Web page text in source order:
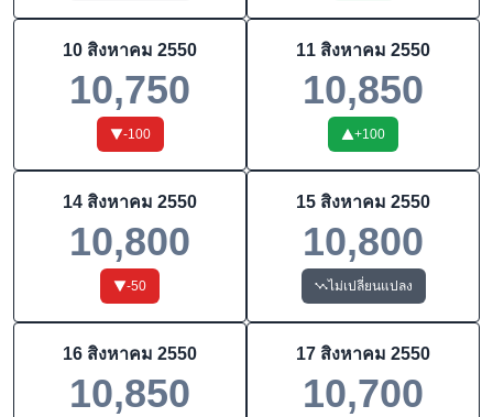
10 สิงหาคม 2550
10,750
-100
11 สิงหาคม 2550
10,850
+100
14 สิงหาคม 2550
10,800
-50
15 สิงหาคม 2550
10,800
ไม่เปลี่ยนแปลง
16 สิงหาคม 2550
10,850
17 สิงหาคม 2550
10,700